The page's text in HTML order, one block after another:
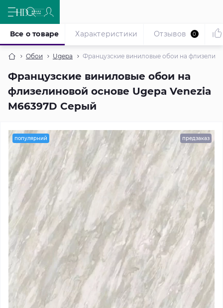
Обои Ugepa Французские виниловые обои на
Французские виниловые обои на
флизелиновой основе Ugepa Venezia
M66397D Серый
Все о товаре Характеристики Отзывов 0
популярний предзаказ